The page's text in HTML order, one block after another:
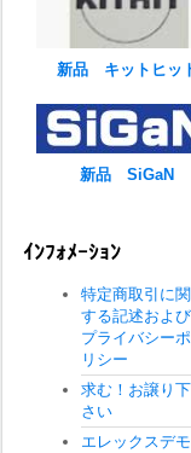
新品 キットヒッ
新品 SiGaN
ｲﾝﾌｫﾒｰｼｮﾝ
特定商取引に関
する記述および
プライバシーポ
リシー
求む！お譲り下
さい
エレックスデモ